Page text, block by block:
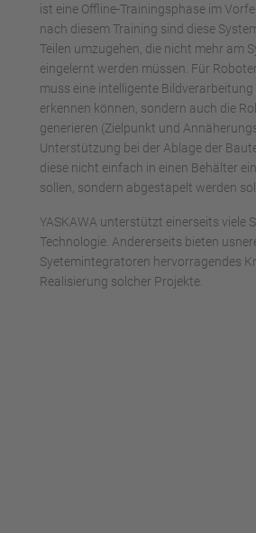
ist eine Offline-Trainingsphase im
nach diesem Training sind diese
Teilen umzugehen, die nicht mehr am
eingelernt werden müssen. Für
muss eine intelligente Bildverarbeitung
erkennen können, sondern auch die
generieren (Zielpunkt und
Unterstützung bei der Ablage der
diese nicht einfach in einen Behälter
sollen, sondern abgestapelt werden
YASKAWA unterstützt einerseits viele
Technologie. Andererseits bieten
Syetemintegratoren hervorragendes
Realisierung solcher Projekte.